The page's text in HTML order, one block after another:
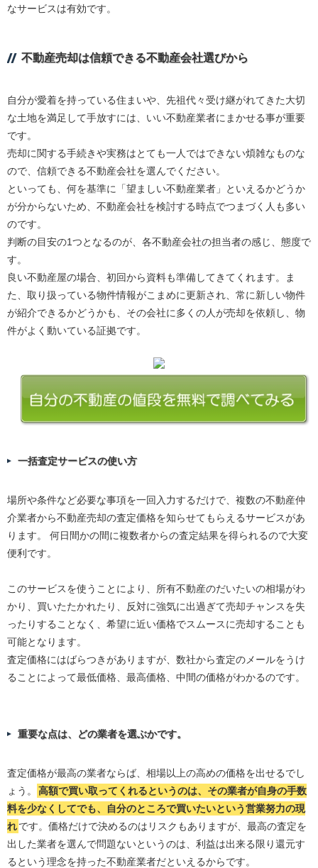
なサービスは有効です。
不動産売却は信頼できる不動産会社選びから
自分が愛着を持っている住まいや、先祖代々受け継がれてきた大切
な土地を満足して手放すには、いい不動産業者にまかせる事が重要
です。
売却に関する手続きや実務はとても一人ではできない煩雑なものな
ので、信頼できる不動産会社を選んでください。
といっても、何を基準に「望ましい不動産業者」といえるかどうか
が分からないため、不動産会社を検討する時点でつまづく人も多い
のです。
判断の目安の1つとなるのが、各不動産会社の担当者の感じ、態度で
す。
良い不動産屋の場合、初回から資料も準備してきてくれます。ま
た、取り扱っている物件情報がこまめに更新され、常に新しい物件
が紹介できるかどうかも、その会社に多くの人が売却を依頼し、物
件がよく動いている証拠です。
一括査定サービスの使い方
場所や条件など必要な事項を一回入力するだけで、複数の不動産仲
介業者から不動産売却の査定価格を知らせてもらえるサービスがあ
ります。 何日間かの間に複数者からの査定結果を得られるので大変
便利です。
このサービスを使うことにより、所有不動産のだいたいの相場がわ
かり、買いたたかれたり、反対に強気に出過ぎて売却チャンスを失
ったりすることなく、希望に近い価格でスムースに売却することも
可能となります。
査定価格にはばらつきがありますが、数社から査定のメールをうけ
ることによって最低価格、最高価格、中間の価格がわかるのです。
重要な点は、どの業者を選ぶかです。
査定価格が最高の業者ならば、相場以上の高めの価格を出せるでし
ょう。
高額で買い取ってくれるというのは、その業者が自身の手数
料を少なくしてでも、自分のところで買いたいという営業努力の現
れです。価格だけで決めるのはリスクもありますが、最高の査定を
出した業者を選んで問題ないというのは、利益は出来る限り還元す
るという理念を持った不動産業者だといえるからです。